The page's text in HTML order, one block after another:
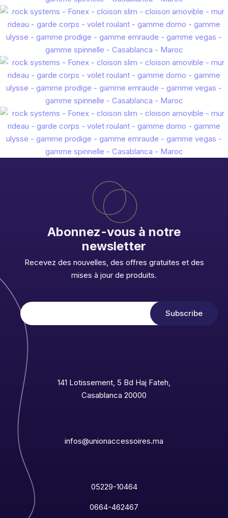
Abonnez-vous à notre
newsletter
Recevez des nouvelles, des offres gratuites et des
mises à jour de produits.
141 Lotissement, 5 Bd Haj Fateh,
Casablanca 20000
infos@unionaccessoires.ma
05229-10464
0664-462467